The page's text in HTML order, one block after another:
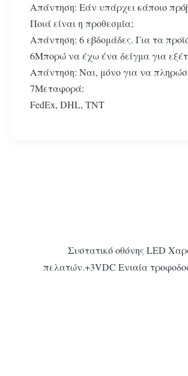
Απάντηση: Εάν υπάρχει κάποιο
Ποιά είναι η προθεσμία;
Απάντηση: 6 εβδομάδες. Για τα
6Μπορώ να έχω ένα δείγμα για
Απάντηση: Ναι, μόνο για να
7Μεταφορά:
FedEx, DHL, TNT
Συστατικό οθόνης LED
πελατών.+3VDC Ενιαία